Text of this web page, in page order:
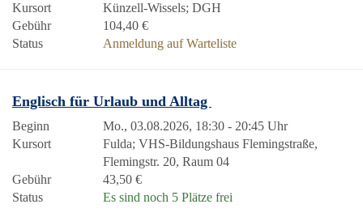
Kursort
Künzell-Wissels; DGH
Gebühr
104,40 €
Status
Anmeldung auf Warteliste
Englisch für Urlaub und Alltag
Beginn
Mo., 03.08.2026, 18:30 - 20:45 Uhr
Kursort
Fulda; VHS-Bildungshaus Flemingstraße,
Flemingstr. 20, Raum 04
Gebühr
43,50 €
Status
Es sind noch 5 Plätze frei